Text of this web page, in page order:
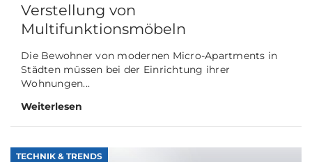
Verstellung von
Multifunktionsmöbeln
Die Bewohner von modernen Micro-Apartments in
Städten müssen bei der Einrichtung ihrer
Wohnungen...
Weiterlesen
TECHNIK & TRENDS